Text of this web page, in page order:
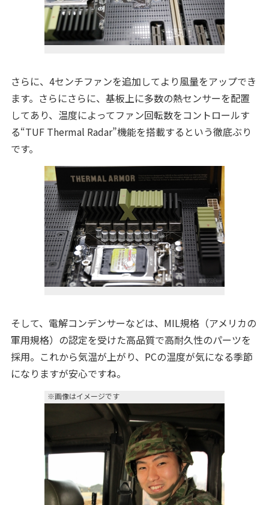
さらに、4センチファンを追加してより風量をアップでき
ます。さらにさらに、基板上に多数の熱センサーを配置
してあり、温度によってファン回転数をコントロールす
る“TUF Thermal Radar”機能を搭載するという徹底ぶり
です。
そして、電解コンデンサーなどは、MIL規格（アメリカの
軍用規格）の認定を受けた高品質で高耐久性のパーツを
採用。これから気温が上がり、PCの温度が気になる季節
になりますが安心ですね。
※画像はイメージです